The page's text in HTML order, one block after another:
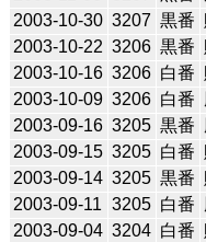
2003-10-30 3207 黒番
2003-10-22 3206 黒番
2003-10-16 3206 白番
2003-10-09 3206 白番
2003-09-16 3205 黒番
2003-09-15 3205 白番
2003-09-14 3205 黒番
2003-09-11 3205 白番
2003-09-04 3204 白番